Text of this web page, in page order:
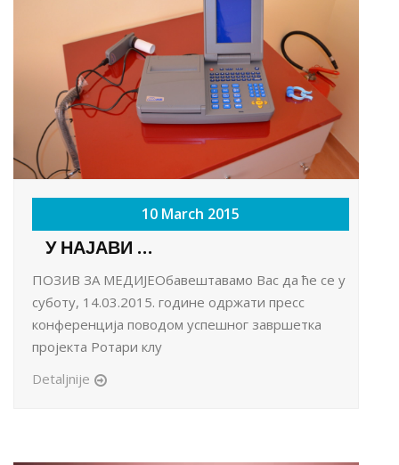
10 March 2015
У НАЈАВИ ...
ПОЗИВ ЗА МЕДИЈЕОбавештавамо Вас да ће се у
суботу, 14.03.2015. године одржати пресс
конференција поводом успешног завршетка
пројекта Ротари клу
Detaljnije